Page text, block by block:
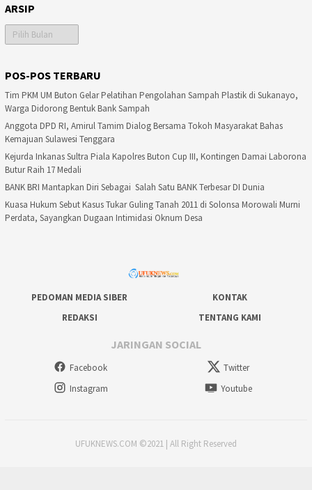
ARSIP
Arsip
POS-POS TERBARU
Tim PKM UM Buton Gelar Pelatihan Pengolahan Sampah Plastik di Sukanayo,
Warga Didorong Bentuk Bank Sampah
Anggota DPD RI, Amirul Tamim Dialog Bersama Tokoh Masyarakat Bahas
Kemajuan Sulawesi Tenggara
Kejurda Inkanas Sultra Piala Kapolres Buton Cup III, Kontingen Damai Laborona
Butur Raih 17 Medali
BANK BRI Mantapkan Diri Sebagai Salah Satu BANK Terbesar DI Dunia
Kuasa Hukum Sebut Kasus Tukar Guling Tanah 2011 di Solonsa Morowali Murni
Perdata, Sayangkan Dugaan Intimidasi Oknum Desa
PEDOMAN MEDIA SIBER
KONTAK
REDAKSI
TENTANG KAMI
JARINGAN SOCIAL
Facebook
Twitter
Instagram
Youtube
UFUKNEWS.COM ©2021 | All Right Reserved